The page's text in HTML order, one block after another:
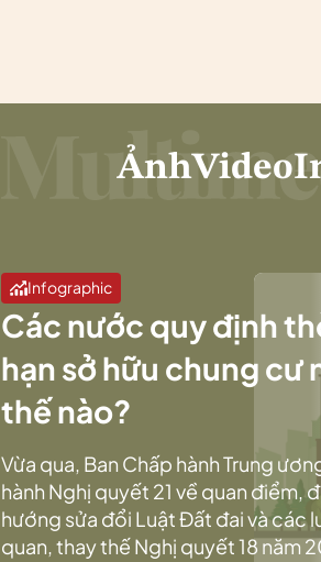
ẢnhVideo
Infographic
Các nước quy định
hạn sở hữu chung cư
thế nào?
Vừa qua, Ban Chấp hành Trung
hành Nghị quyết 21 về quan điểm,
hướng sửa đổi Luật Đất đai và các
quan, thay thế Nghị quyết 18 năm